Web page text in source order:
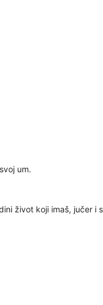
um.
život koji imaš, jučer i